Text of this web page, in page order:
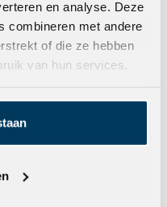
en analyse. Deze
combineren met andere
of die ze hebben
van hun services.